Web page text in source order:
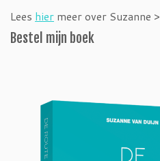
Lees hier meer over Suzanne >
Bestel mijn boek